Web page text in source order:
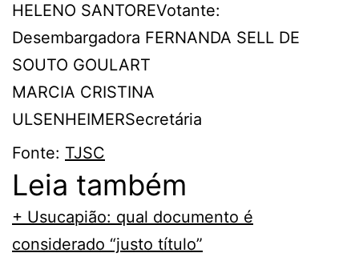
HELENO SANTOREVotante:
Desembargadora FERNANDA SELL DE
SOUTO GOULART
MARCIA CRISTINA
ULSENHEIMERSecretária
Fonte: TJSC
Leia também
+ Usucapião: qual documento é
considerado “justo título”